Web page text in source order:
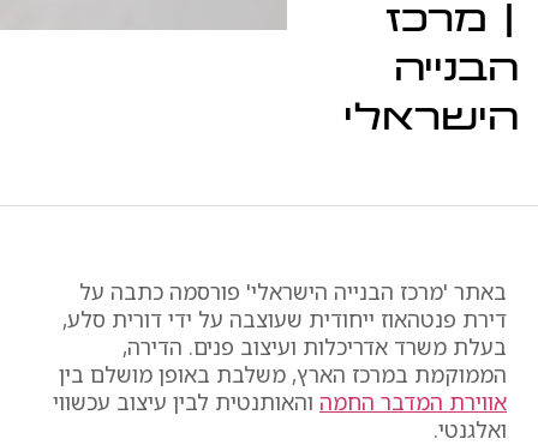
| מרכז
הבנייה
הישראלי
באתר 'מרכז הבנייה הישראלי' פורסמה כתבה על
דירת פנטהאוז ייחודית שעוצבה על ידי דורית סלע,
בעלת משרד אדריכלות ועיצוב פנים. הדירה,
הממוקמת במרכז הארץ, משלבת באופן מושלם בין
אווירת המדבר החמה והאותנטית לבין עיצוב עכשווי
ואלגנטי.